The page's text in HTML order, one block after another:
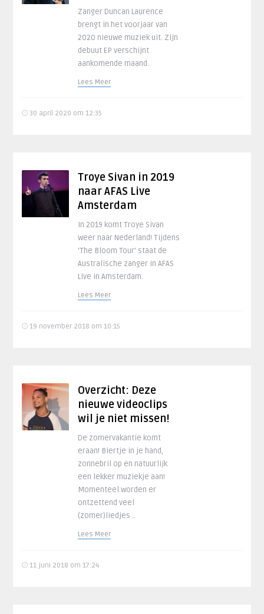
Zanger Duncan Laurence
brengt in het voorjaar van
2020 nieuwe muziek uit. Zijn
debuut EP verschijnt
aankomende maand.
Lees Meer
30 april 2020 om 12:35
Troye Sivan in 2019
naar AFAS Live
Amsterdam
In 2019 komt Troye Sivan
weer naar Nederland! Tijdens
‘The Bloom Tour’ staat de
Australische zanger in AFAS
Live in Amsterdam.
Lees Meer
19 november 2018 om 10:15
Overzicht: Deze
nieuwe videoclips
wil je niet missen!
De zomervakantie komt
eraan! Biertje in je hand,
zonnebril op en natuurlijk
een lekker muziekje aan!
Momenteel worden er
ontzettend veel
(zomer)liedjes ..
Lees Meer
11 juni 2018 om 17:24